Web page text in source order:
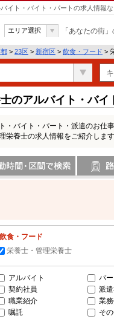
イト・バイト・パートの求人情報
エリア選択 「あなたの街
> 23区 > 新宿区 > 飲食・フード >
のアルバイト・バ
・バイト・パート・派遣のお仕
養士の求人情報をご紹介します
飲食・フード
栄養士・管理栄養士
アルバイト パー
契約社員
派
職業紹介
業
嘱託
そ